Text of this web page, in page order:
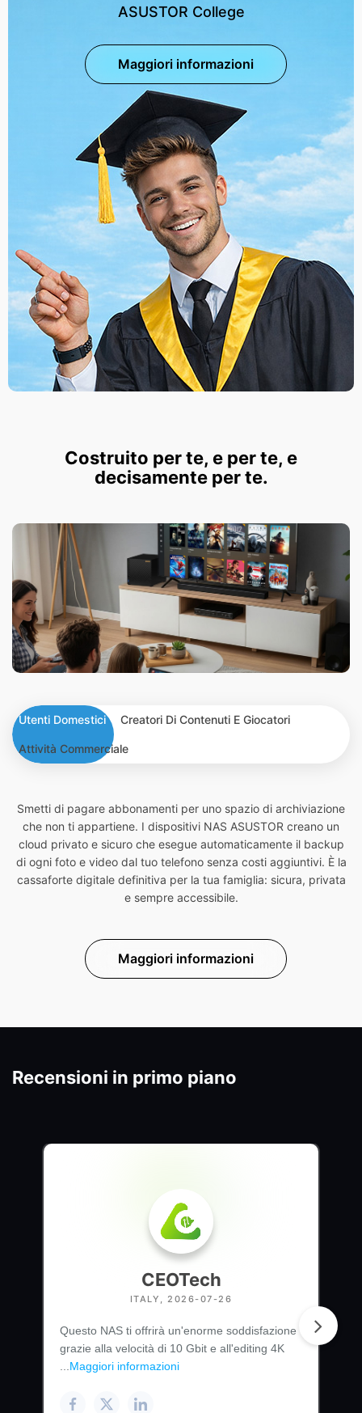
ASUSTOR College
Maggiori informazioni
Costruito per te, e per te, e
decisamente per te.
Utenti Domestici Creatori Di Contenuti E Giocatori
Attività Commerciale
Smetti di pagare abbonamenti per uno spazio di archiviazione
che non ti appartiene. I dispositivi NAS ASUSTOR creano un
cloud privato e sicuro che esegue automaticamente il backup
di ogni foto e video dal tuo telefono senza costi aggiuntivi. È la
cassaforte digitale definitiva per la tua famiglia: sicura, privata
e sempre accessibile.
Maggiori informazioni
Recensioni in primo piano
CEOTech
ITALY, 2026-07-26
Questo NAS ti offrirà un'enorme soddisfazione
grazie alla velocità di 10 Gbit e all'editing 4K
Maggiori informazioni